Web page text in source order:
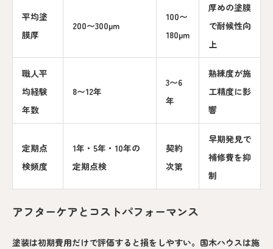
平均塗
膜厚
200〜300µm
100〜
180µm
厚めの塗膜
で耐候性向
上
職人平
均経験
年数
8〜12年
3〜6
年
熟練度が施
工精度に影
響
定期点
検頻度
1年・5年・10年の
定期点検
契約
次第
早期発見で
補修費を抑
制
アフターケアとコストパフォーマンス
塗装は初期費用だけで評価すると損をしやすい。国木ハウスは施